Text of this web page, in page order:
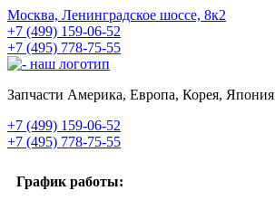
Москва, Ленинградское шоссе, 8к2
+7 (499) 159-06-52
+7 (495) 778-75-55
Запчасти Америка, Европа, Корея, Япония
+7 (499) 159-06-52
+7 (495) 778-75-55
График работы: